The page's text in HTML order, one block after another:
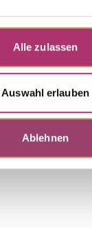
Alle zulassen
Auswahl erlauben
Ablehnen